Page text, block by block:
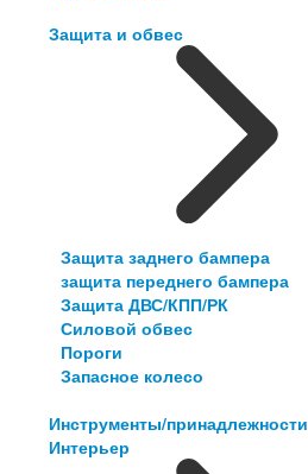
Защита и обвес
Защита заднего бампера
защита переднего бампера
Защита ДВС/КПП/РК
Силовой обвес
Пороги
Запасное колесо
Инструменты/принадлежности
Интерьер